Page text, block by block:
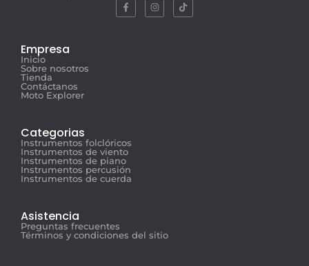
Empresa
Inicio
Sobre nosotros
Tienda
Contáctanos
Moto Explorer
Categorias
Instrumentos folclóricos
Instrumentos de viento
Instrumentos de piano
Instrumentos percusión
Instrumentos de cuerda
Asistencia
Preguntas frecuentes
Términos y condiciones del sitio